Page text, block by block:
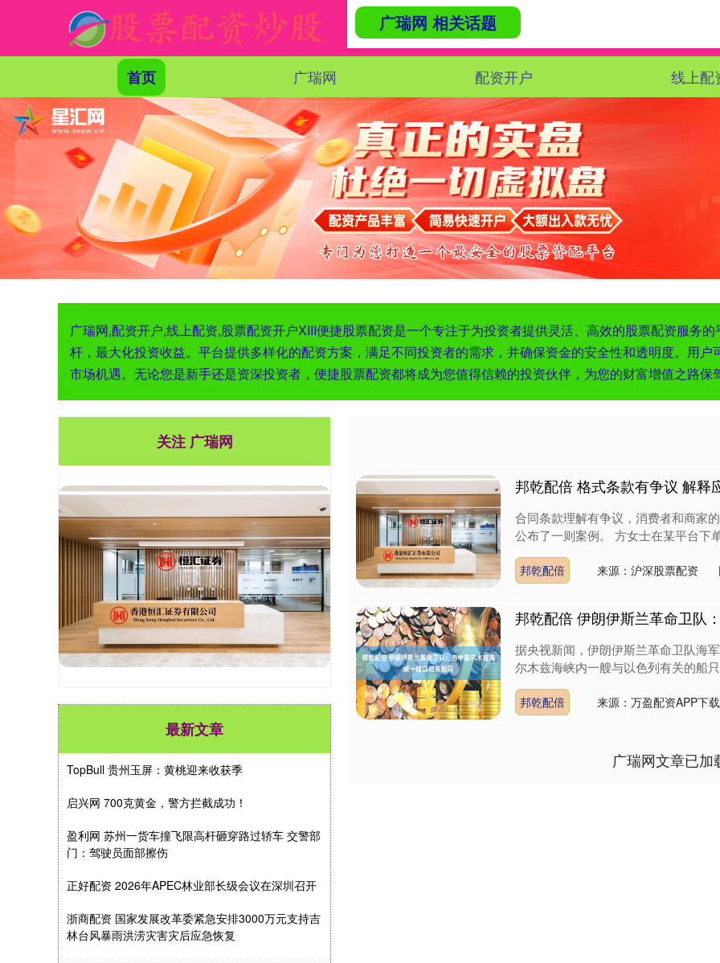
首页 广瑞网 配资开户 线上配
广瑞网,配资开户,线上配资,股票配资开户XIII‌便捷股票配资是一个专注于为投资者提供灵活、高效的股票配资服务
杆，最大化投资收益。平台提供多样化的配资方案，满足不同投资者的需求，并确保资金的安全性和透明度。用
市场机遇。无论您是新手还是资深投资者，便捷股票配资都将成为您值得信赖的投资伙伴，为您的财富增值之路保
广瑞网 相关话题
邦乾配倍 格式条款有争议 解释
合同条款理解有争议，消费者和商家
公布了一则案例。 方女士在某平台下
邦乾配倍 来源：沪深股票配资
邦乾配倍 伊朗伊斯兰革命卫队
据央视新闻，伊朗伊斯兰革命卫队海
尔木兹海峡内一艘与以色列有关的船
邦乾配倍 来源：万盈配资APP下载
广瑞网文章已加
关注 广瑞网
最新文章
TopBull 贵州玉屏：黄桃迎来收获季
启兴网 700克黄金，警方拦截成功！
盈利网 苏州一货车撞飞限高杆砸穿路过轿车 交警部
门：驾驶员面部擦伤
正好配资 2026年APEC林业部长级会议在深圳召开
浙商配资 国家发展改革委紧急安排3000万元支持吉
林台风暴雨洪涝灾害灾后应急恢复